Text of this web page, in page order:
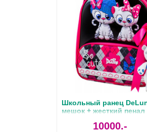
Школьный ранец
мешок + жесткий
10000.-